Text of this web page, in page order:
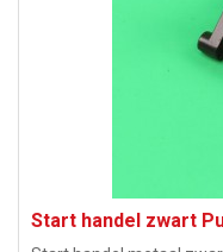
Start handel zwart